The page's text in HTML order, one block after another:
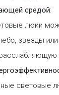
средой:
люки
звезды
световые